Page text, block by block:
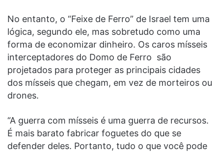
No entanto, o “Feixe de Ferro” de Israel tem uma
lógica, segundo ele, mas sobretudo como uma
forma de economizar dinheiro. Os caros mísseis
interceptadores do Domo de Ferro são
projetados para proteger as principais cidades
dos mísseis que chegam, em vez de morteiros ou
drones.
“A guerra com mísseis é uma guerra de recursos.
É mais barato fabricar foguetes do que se
defender deles. Portanto, tudo o que você pode